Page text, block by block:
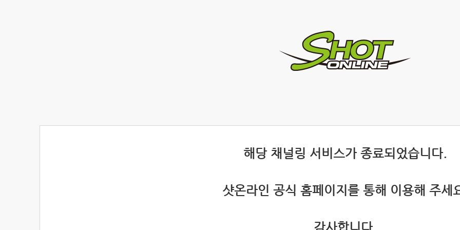
해당 채널링 서비스가 종료되었습니다.
샷온라인 공식 홈페이지를 통해 이용해 주세